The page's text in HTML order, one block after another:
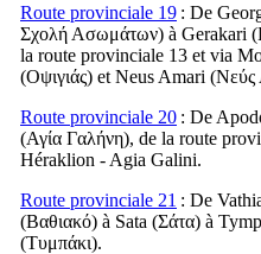
Route provinciale 19 : De
Σχολή Ασωμάτων) à Gerakari (
la route provinciale 13 et via
(Οψιγιάς) et Neus Amari (Νεύς
Route provinciale 20 : De
(Αγία Γαλήνη), de la route
Héraklion - Agia Galini.
Route provinciale 21 : De
(Βαθιακό) à Sata (Σάτα) à
(Τυμπάκι).